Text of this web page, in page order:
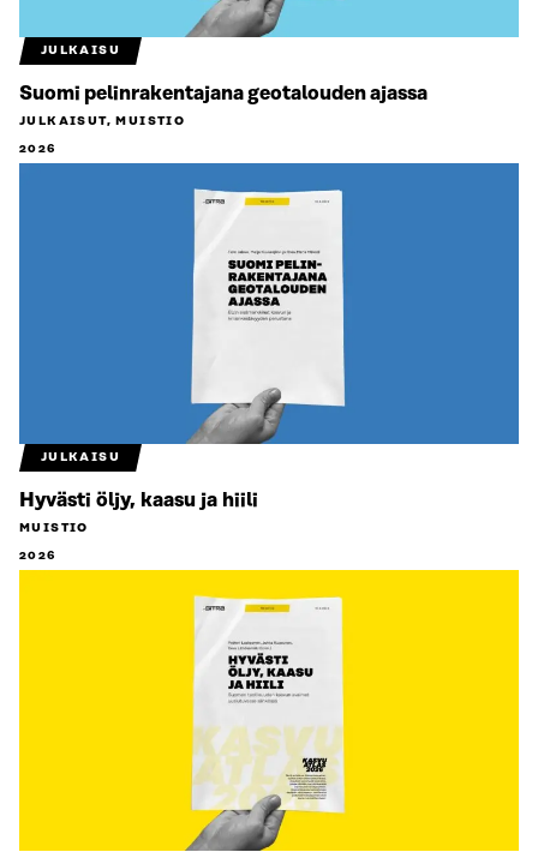
JULKAISU
Suomi pelinrakentajana geotalouden ajassa
JULKAISUT, MUISTIO
2026
JULKAISU
Hyvästi öljy, kaasu ja hiili
MUISTIO
2026